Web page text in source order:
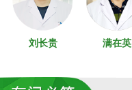
满在英 朱春雷
詹杰